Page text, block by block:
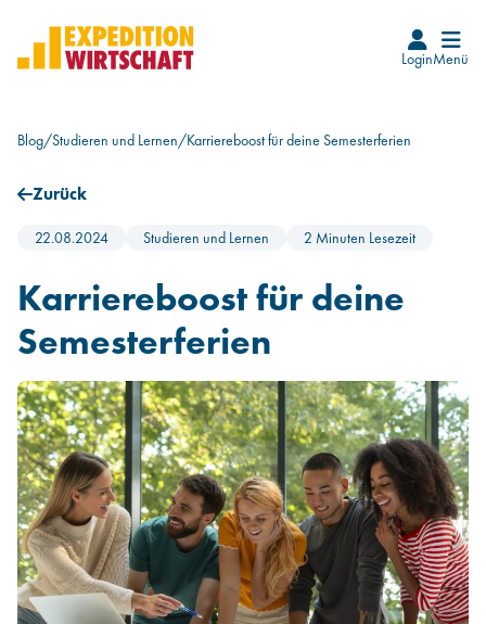
LoginMenü
Blog
Beruf Wirtschaftsprüfer*in
Wie wird man WP
Infos für WP
Infos für Hochschulen
Blog/Studieren und Lernen/Karriereboost für deine Semesterferien
Zurück
22.08.2024 Studieren und Lernen 2 Minuten Lesezeit
Karriereboost für deine
Semesterferien